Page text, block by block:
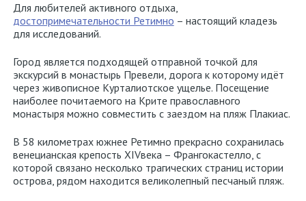
Для любителей активного отдыха,
достопримечательности Ретимно – настоящий кладезь
для исследований.
Город является подходящей отправной точкой для
экскурсий в монастырь Превели, дорога к которому идёт
через живописное Курталиотское ущелье. Посещение
наиболее почитаемого на Крите православного
монастыря можно совместить с заездом на пляж Плакиас.
В 58 километрах южнее Ретимно прекрасно сохранилась
венецианская крепость XIVвека – Франгокастелло, с
которой связано несколько трагических страниц истории
острова, рядом находится великолепный песчаный пляж.